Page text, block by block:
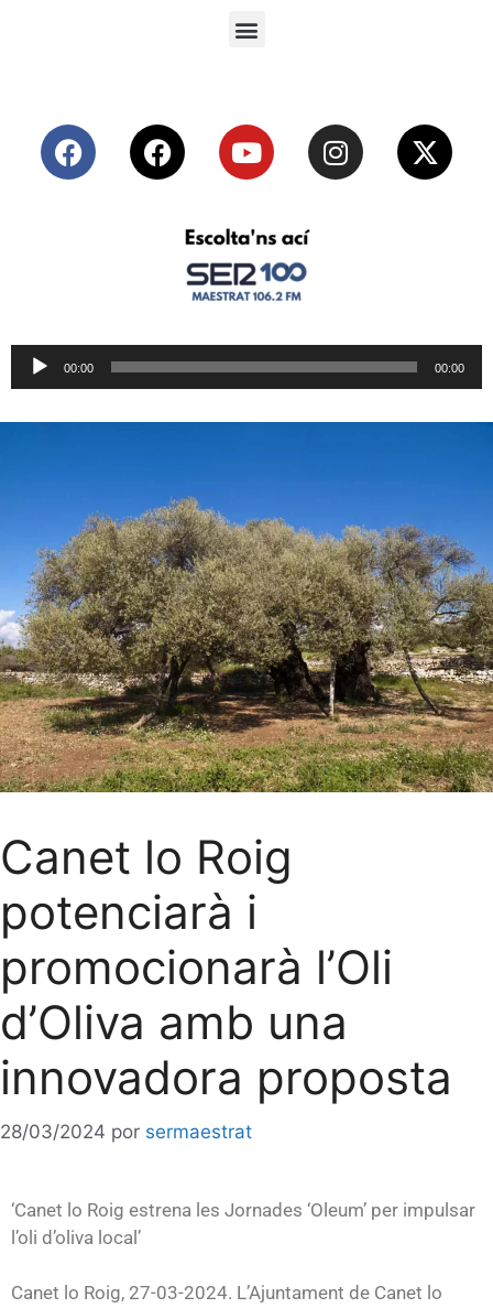
Reproductor
de
00:00 00:00
Canet lo Roig
potenciarà i
promocionarà l’Oli
d’Oliva amb una
innovadora proposta
28/03/2024 por sermaestrat
‘Canet lo Roig estrena les Jornades ‘Oleum’ per impulsar
l’oli d’oliva local’
Canet lo Roig, 27-03-2024. L’Ajuntament de Canet lo